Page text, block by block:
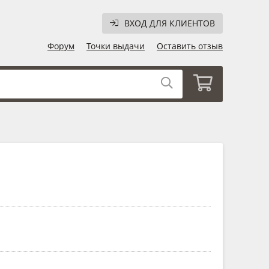
ВХОД ДЛЯ КЛИЕНТОВ
Форум
Точки выдачи Оставить отзыв